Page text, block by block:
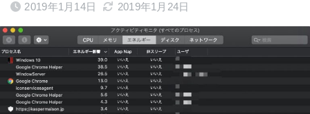
2019年1月14日 2019年1月24日